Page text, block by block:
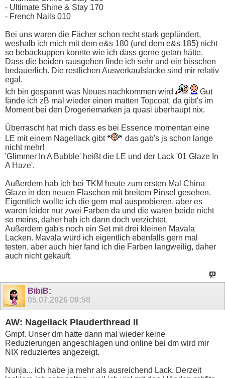
- Ultimate Shine & Stay 170
- French Nails 010
Bei uns waren die Fächer schon recht stark geplündert,
weshalb ich mich mit dem e&s 180 (und dem e&s 185) nicht
so bebackuppen konnte wie ich dass gerne getan hätte.
Dass die beiden rausgehen finde ich sehr und ein bisschen
bedauerlich. Die restlichen Ausverkaufslacke sind mir relativ
egal.
Ich bin gespannt was Neues nachkommen wird
Gut
fände ich zB mal wieder einen matten Topcoat, da gibt's im
Moment bei den Drogeriemarken ja quasi überhaupt nix.
Überrascht hat mich dass es bei Essence momentan eine
LE mit einem Nagellack gibt
das gab's js schon lange
nicht mehr!
'Glimmer In A Bubble' heißt die LE und der Lack '01 Glaze In
A Haze'.
Außerdem hab ich bei TKM heute zum ersten Mal China
Glaze in den neuen Flaschen mit breitem Pinsel gesehen.
Eigentlich wollte ich die gern mal ausprobieren, aber es
waren leider nur zwei Farben da und die waren beide nicht
so meins, daher hab ich dann doch verzichtet.
Außerdem gab's noch ein Set mit drei kleinen Mavala
Lacken. Mavala würd ich eigentlich ebenfalls gern mal
testen, aber auch hier fand ich die Farben langweilig, daher
auch nicht gekauft.
BibiB:
05.07.2026 09:58
AW: Nagellack Plauderthread II
Gmpf. Unser dm hatte dann mal wieder keine
Reduzierungen angeschlagen und online bei dm wird mir
NIX reduziertes angezeigt.
Nunja... ich habe ja mehr als ausreichend Lack. Derzeit